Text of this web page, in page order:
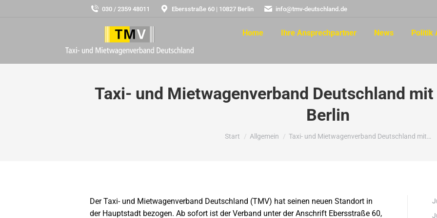
030 / 2359 48011 Ebersstraße 60 | 10827 Berlin info@tmv-deutschland.de
Home Ihre Ansprechpartner News Politik
Taxi- und Mietwagenverband Deutschland
Berlin
Sie befinden sich hier:
Start Allgemein Taxi- und Mietwagenverband Deutschland mit…
Der Taxi- und Mietwagenverband Deutschland (TMV) hat seinen neuen Standort in
der Hauptstadt bezogen. Ab sofort ist der Verband unter der Anschrift Ebersstraße 60,